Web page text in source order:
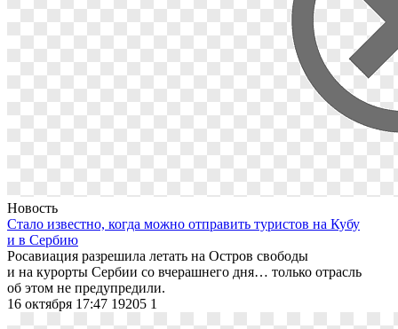
Новость
Стало известно, когда можно отправить туристов на Кубу
и в Сербию
Росавиация разрешила летать на Остров свободы
и на курорты Сербии со вчерашнего дня… только отрасль
об этом не предупредили.
16 октября 17:47 19205 1